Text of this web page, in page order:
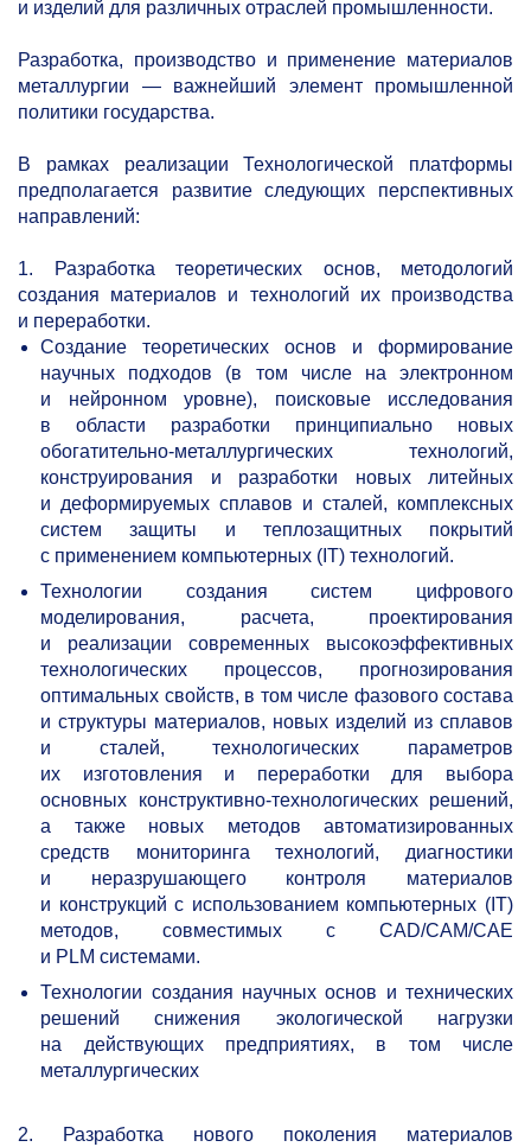
и изделий для различных отраслей промышленности.
Разработка, производство и применение материалов
металлургии — важнейший элемент промышленной
политики государства.
В рамках реализации Технологической платформы
предполагается развитие следующих перспективных
направлений:
1. Разработка теоретических основ, методологий
создания материалов и технологий их производства
и переработки.
Создание теоретических основ и формирование
научных подходов (в том числе на электронном
и нейронном уровне), поисковые исследования
в области разработки принципиально новых
обогатительно-металлургических технологий,
конструирования и разработки новых литейных
и деформируемых сплавов и сталей, комплексных
систем защиты и теплозащитных покрытий
с применением компьютерных (IT) технологий.
Технологии создания систем цифрового
моделирования, расчета, проектирования
и реализации современных высокоэффективных
технологических процессов, прогнозирования
оптимальных свойств, в том числе фазового состава
и структуры материалов, новых изделий из сплавов
и сталей, технологических параметров
их изготовления и переработки для выбора
основных конструктивно-технологических решений,
а также новых методов автоматизированных
средств мониторинга технологий, диагностики
и неразрушающего контроля материалов
и конструкций с использованием компьютерных (IT)
методов, совместимых с CAD/CAM/CAE
и PLM системами.
Технологии создания научных основ и технических
решений снижения экологической нагрузки
на действующих предприятиях, в том числе
металлургических
2. Разработка нового поколения материалов